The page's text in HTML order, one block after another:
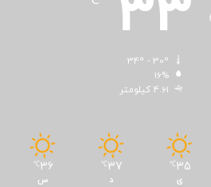
33
16%
4.61 کیلومتر
35
℃
ی
37
℃
د
36
℃
س